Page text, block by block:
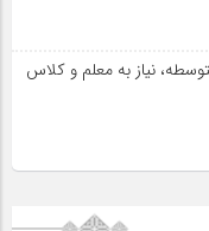
نیاز به معلم و کلاس